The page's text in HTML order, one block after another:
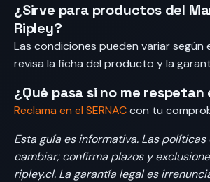
¿Sirve para productos del
Ripley?
Las condiciones pueden variar según
revisa la ficha del producto y la
¿Qué pasa si no me respetan
Reclama en el SERNACcon tu
Esta guía es informativa. Las
cambiar; confirma plazos y
ripley.cl. La garantía legal es